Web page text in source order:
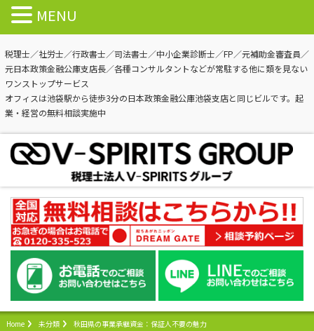
税理士／社労士／行政書士／司法書士／中小企業診断士／FP／元補助金審査員／
元日本政策金融公庫支店長／各種コンサルタントなどが常駐する他に類を見ない
ワンストップサービス
オフィスは池袋駅から徒歩3分の日本政策金融公庫池袋支店と同じビルです。起
業・経営の無料相談実施中
Home 未分類 秋田県の事業承継資金：保証人不要の魅力
MENU